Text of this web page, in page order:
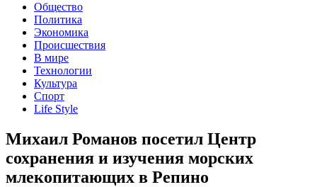
Общество
Политика
Экономика
Происшествия
В мире
Технологии
Культура
Спорт
Life Style
Михаил Романов посетил Центр
сохранения и изучения морских
млекопитающих в Репино